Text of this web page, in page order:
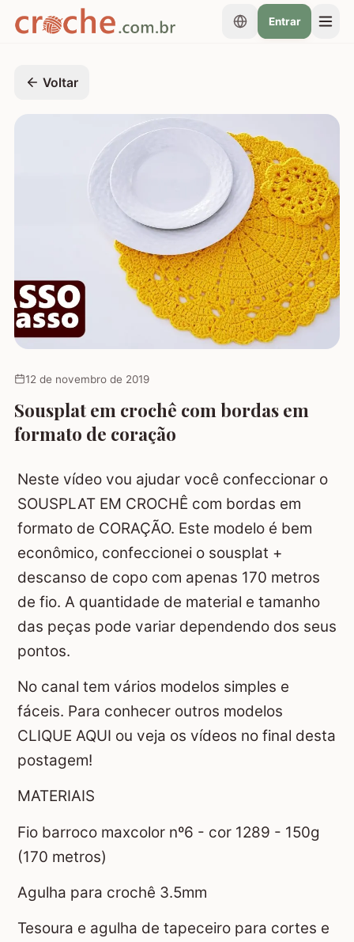
Entrar
Voltar
12 de novembro de 2019
Sousplat em crochê com bordas em
formato de coração
Neste vídeo vou ajudar você confeccionar o
SOUSPLAT EM CROCHÊ com bordas em
formato de CORAÇÃO. Este modelo é bem
econômico, confeccionei o sousplat +
descanso de copo com apenas 170 metros
de fio. A quantidade de material e tamanho
das peças pode variar dependendo dos seus
pontos.
No canal tem vários modelos simples e
fáceis. Para conhecer outros modelos
CLIQUE AQUI ou veja os vídeos no final desta
postagem!
MATERIAIS
Fio barroco maxcolor nº6 - cor 1289 - 150g
(170 metros)
Agulha para crochê 3.5mm
Tesoura e agulha de tapeceiro para cortes e